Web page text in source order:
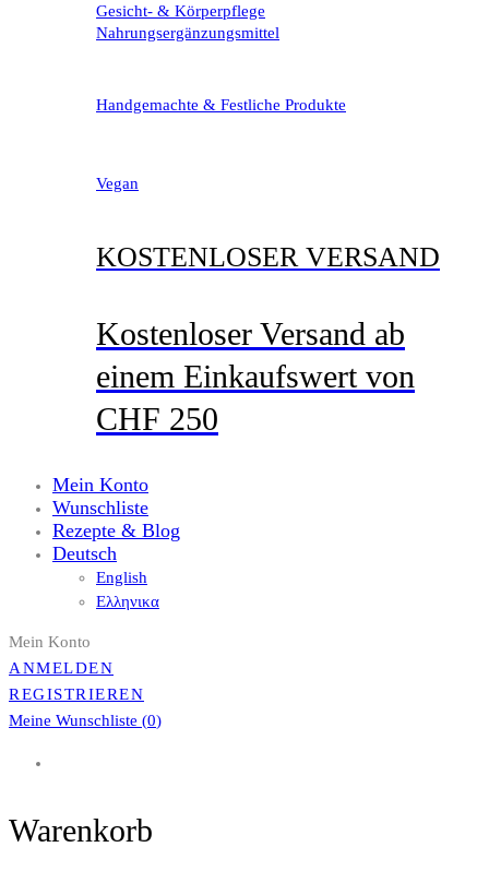
Gesicht- & Körperpflege
Nahrungsergänzungsmittel
Handgemachte & Festliche Produkte
Vegan
KOSTENLOSER VERSAND
Kostenloser Versand ab
einem Einkaufswert von
CHF 250
Mein Konto
Wunschliste
Rezepte & Blog
Deutsch
English
Ελληνικα
Mein Konto
ANMELDEN
REGISTRIEREN
Meine Wunschliste (0)
Warenkorb